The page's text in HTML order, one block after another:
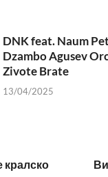
DNK feat. Naum
Dzambo Agusev
Zivote Brate
13/04/2025
кралско